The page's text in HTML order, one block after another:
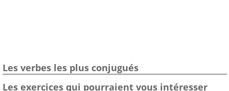
Les verbes les plus conjugués
Les exercices qui pourraient vous intéresser